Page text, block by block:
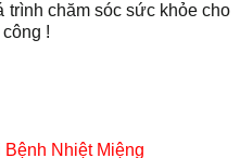
trình chăm sóc sức khỏe cho
!
Nhiệt Miệng